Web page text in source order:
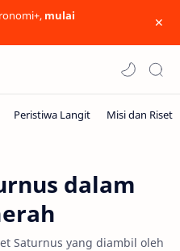
mulai
dalam
Saturnus yang diambil oleh